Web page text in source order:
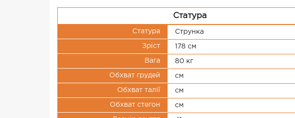
Статура
Статура Струнка
Зріст 178 см
Вага 80 кг
Обхват грудей см
Обхват талії см
Обхват стегон см